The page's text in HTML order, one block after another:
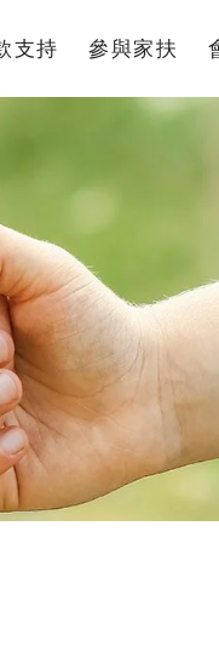
支持
專案
方式
徵信
Q&A
參與家扶
個人參與
家扶教育館
企業專區
與我們合作